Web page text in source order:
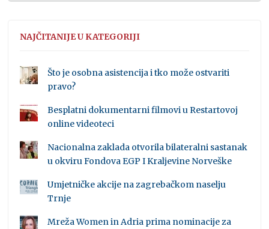
NAJČITANIJE U KATEGORIJI
Što je osobna asistencija i tko može ostvariti
pravo?
Besplatni dokumentarni filmovi u Restartovoj
online videoteci
Nacionalna zaklada otvorila bilateralni sastanak
u okviru Fondova EGP I Kraljevine Norveške
Umjetničke akcije na zagrebačkom naselju
Trnje
Mreža Women in Adria prima nominacije za